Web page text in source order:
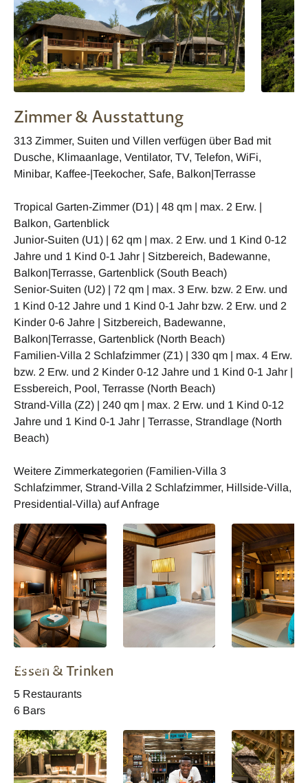
Zimmer & Ausstattung
313 Zimmer, Suiten und Villen verfügen über Bad mit
Dusche, Klimaanlage, Ventilator, TV, Telefon, WiFi,
Minibar, Kaffee-|Teekocher, Safe, Balkon|Terrasse
Tropical Garten-Zimmer (D1) | 48 qm | max. 2 Erw. |
Balkon, Gartenblick
Junior-Suiten (U1) | 62 qm | max. 2 Erw. und 1 Kind 0-12
Jahre und 1 Kind 0-1 Jahr | Sitzbereich, Badewanne,
Balkon|Terrasse, Gartenblick (South Beach)
Senior-Suiten (U2) | 72 qm | max. 3 Erw. bzw. 2 Erw. und
1 Kind 0-12 Jahre und 1 Kind 0-1 Jahr bzw. 2 Erw. und 2
Kinder 0-6 Jahre | Sitzbereich, Badewanne,
Balkon|Terrasse, Gartenblick (North Beach)
Familien-Villa 2 Schlafzimmer (Z1) | 330 qm | max. 4 Erw.
bzw. 2 Erw. und 2 Kinder 0-12 Jahre und 1 Kind 0-1 Jahr |
Essbereich, Pool, Terrasse (North Beach)
Strand-Villa (Z2) | 240 qm | max. 2 Erw. und 1 Kind 0-12
Jahre und 1 Kind 0-1 Jahr | Terrasse, Strandlage (North
Beach)
Weitere Zimmerkategorien (Familien-Villa 3
Schlafzimmer, Strand-Villa 2 Schlafzimmer, Hillside-Villa,
Presidential-Villa) auf Anfrage
Seychelles -
Essen & Trinken
5 Restaurants
6 Bars